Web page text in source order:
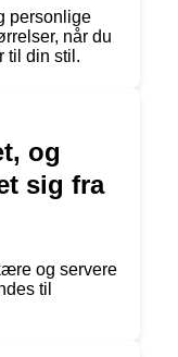
personlige
når du
til din stil.
og
sig fra
og servere
til